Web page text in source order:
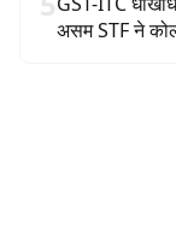
असम STF ने